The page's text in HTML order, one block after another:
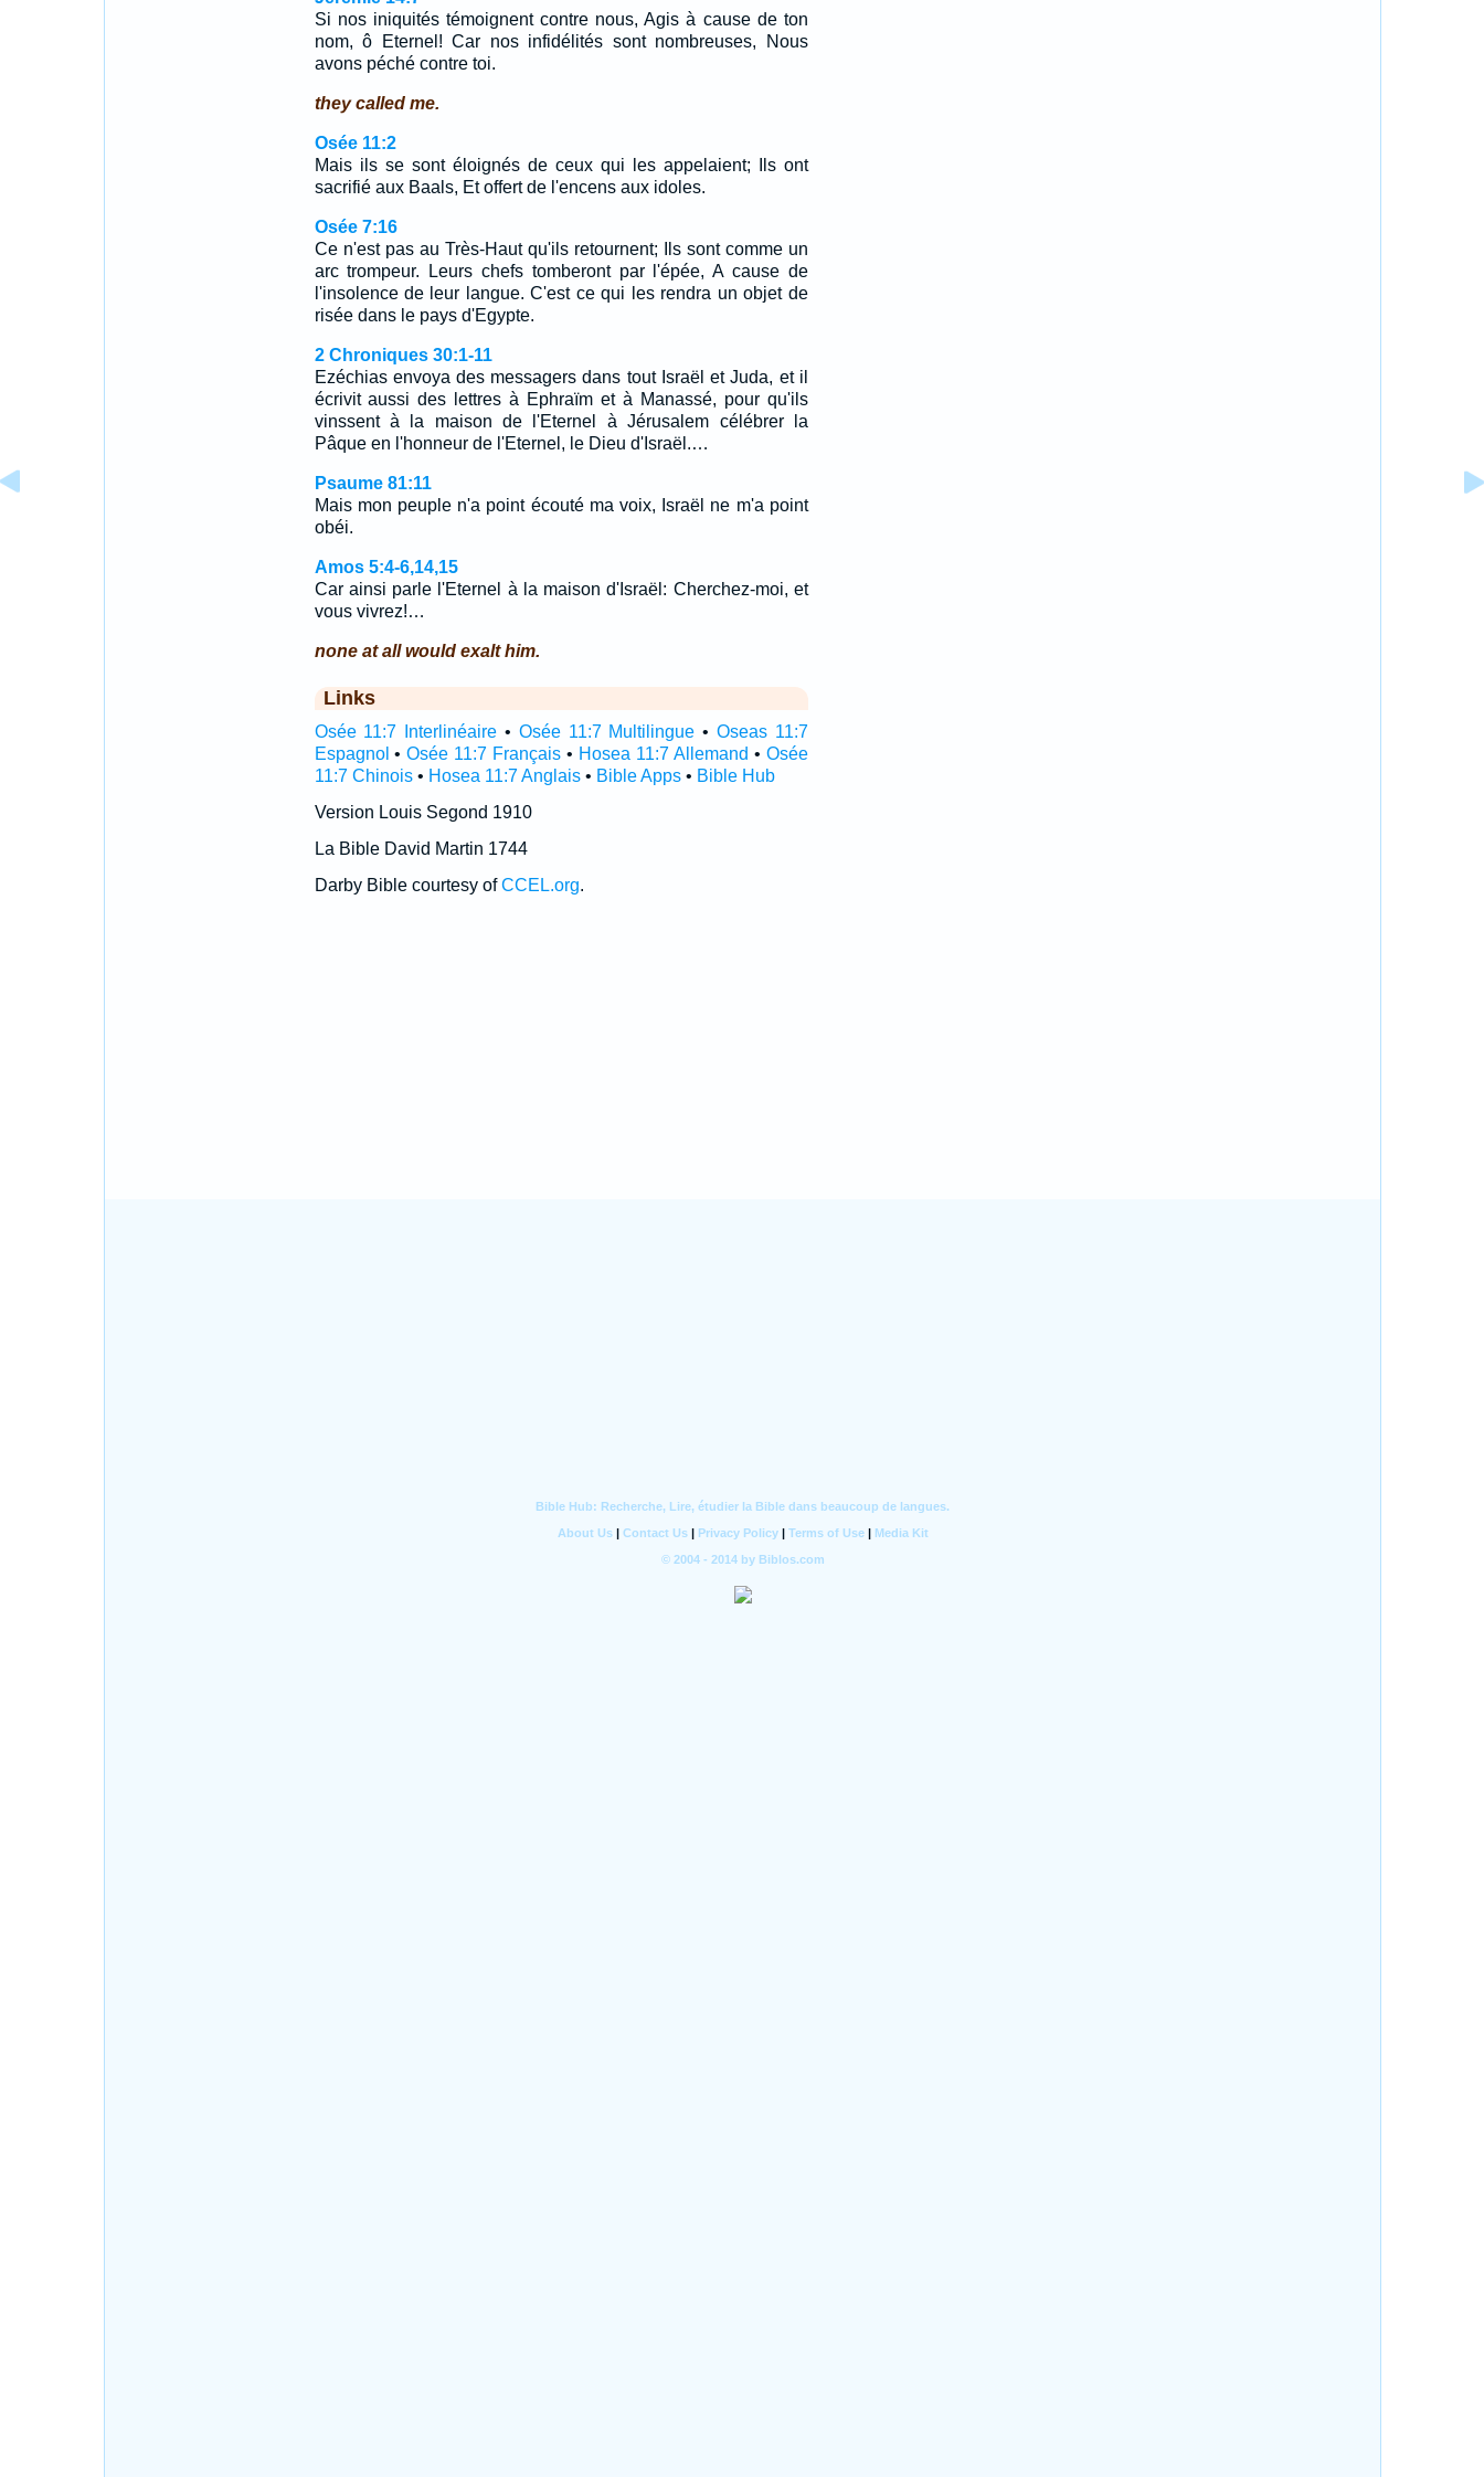
Si nos iniquités témoignent contre nous, Agis à cause de ton
nom, ô Eternel! Car nos infidélités sont nombreuses, Nous
avons péché contre toi.
they called me.
Osée 11:2
Mais ils se sont éloignés de ceux qui les appelaient; Ils ont
sacrifié aux Baals, Et offert de l'encens aux idoles.
Osée 7:16
Ce n'est pas au Très-Haut qu'ils retournent; Ils sont comme un
arc trompeur. Leurs chefs tomberont par l'épée, A cause de
l'insolence de leur langue. C'est ce qui les rendra un objet de
risée dans le pays d'Egypte.
2 Chroniques 30:1-11
Ezéchias envoya des messagers dans tout Israël et Juda, et il
écrivit aussi des lettres à Ephraïm et à Manassé, pour qu'ils
vinssent à la maison de l'Eternel à Jérusalem célébrer la
Pâque en l'honneur de l'Eternel, le Dieu d'Israël.…
Psaume 81:11
Mais mon peuple n'a point écouté ma voix, Israël ne m'a point
obéi.
Amos 5:4-6,14,15
Car ainsi parle l'Eternel à la maison d'Israël: Cherchez-moi, et
vous vivrez!…
none at all would exalt him.
Links
Osée 11:7 Interlinéaire • Osée 11:7 Multilingue •Oseas 11:7
Espagnol •Osée 11:7 Français • Hosea 11:7 Allemand • Osée
11:7 Chinois• Hosea 11:7 Anglais• Bible Apps• Bible Hub
Version Louis Segond 1910
La Bible David Martin 1744
Darby Bible courtesy ofCCEL.org.